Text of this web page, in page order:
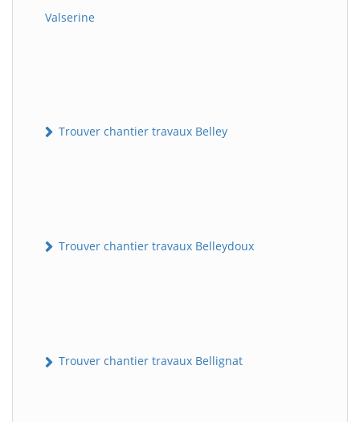
Valserine
Trouver chantier travaux Belley
Trouver chantier travaux Belleydoux
Trouver chantier travaux Bellignat